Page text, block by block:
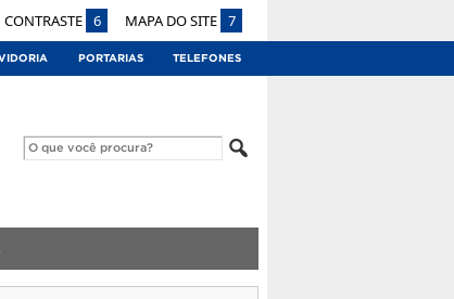
CONTRASTE 6 MAPA DO SITE 7
PORTARIAS TELEFONES